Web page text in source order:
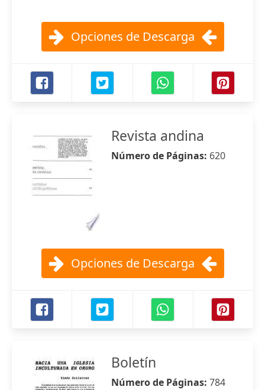
Opciones de Descarga
Revista andina
Número de Páginas: 620
Opciones de Descarga
Boletín
Número de Páginas: 784